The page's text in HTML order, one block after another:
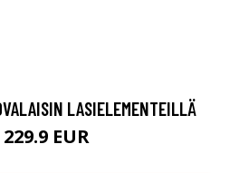
LASIELEMENTEILLÄ
229.9 EUR